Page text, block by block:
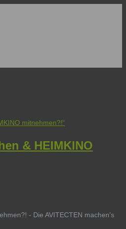
& HEIMKINO
- Die AVITECTEN machen's